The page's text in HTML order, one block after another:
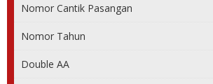
Nomor Cantik Pasangan
Nomor Tahun
Double AA